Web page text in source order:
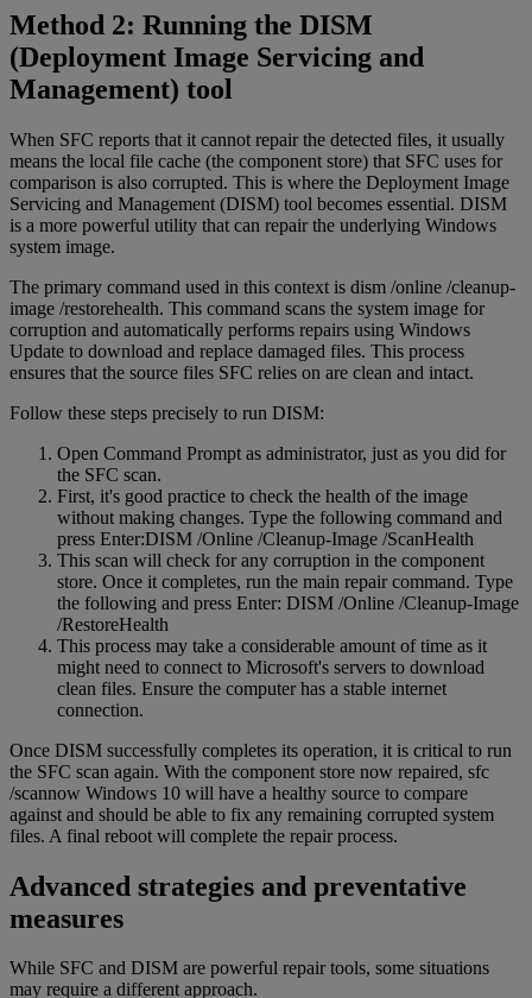
Method 2: Running the DISM
(Deployment Image Servicing and
Management) tool
When SFC reports that it cannot repair the detected files, it usually
means the local file cache (the component store) that SFC uses for
comparison is also corrupted. This is where the Deployment Image
Servicing and Management (DISM) tool becomes essential. DISM
is a more powerful utility that can repair the underlying Windows
system image.
The primary command used in this context is dism /online /cleanup-
image /restorehealth. This command scans the system image for
corruption and automatically performs repairs using Windows
Update to download and replace damaged files. This process
ensures that the source files SFC relies on are clean and intact.
Follow these steps precisely to run DISM:
Open Command Prompt as administrator, just as you did for
the SFC scan.
First, it's good practice to check the health of the image
without making changes. Type the following command and
press Enter:DISM /Online /Cleanup-Image /ScanHealth
This scan will check for any corruption in the component
store. Once it completes, run the main repair command. Type
the following and press Enter: DISM /Online /Cleanup-Image
/RestoreHealth
This process may take a considerable amount of time as it
might need to connect to Microsoft's servers to download
clean files. Ensure the computer has a stable internet
connection.
Once DISM successfully completes its operation, it is critical to run
the SFC scan again. With the component store now repaired, sfc
/scannow Windows 10 will have a healthy source to compare
against and should be able to fix any remaining corrupted system
files. A final reboot will complete the repair process.
Advanced strategies and preventative
measures
While SFC and DISM are powerful repair tools, some situations
may require a different approach.